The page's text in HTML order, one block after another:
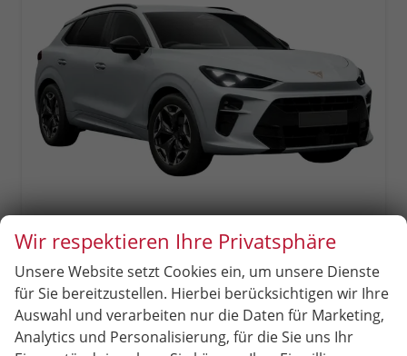
Cupra Terramar
1.5 eTSI DSG Matrix+Kessy+AHK+eHeck+Dinamica+CarPlay+eHeck+GV5
unverbindliche Lieferzeit:15.12.2026 Neuwagen
Fahrzeugnr.
Kraftstoff
Benzin Außenfarbe
Wir respektieren Ihre Privatsphäre
Unsere Website setzt Cookies ein, um unsere Dienste
für Sie bereitzustellen. Hierbei berücksichtigen wir Ihre
Auswahl und verarbeiten nur die Daten für Marketing,
Analytics und Personalisierung, für die Sie uns Ihr